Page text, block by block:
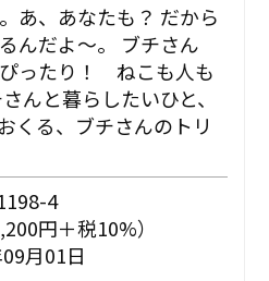
あ、あなたも？ だから
んだよ～。 ブチさん
ったり！ ねこも人も
んと暮らしたいひと、
くる、ブチさんのトリ
4
円＋税10%）
月01日